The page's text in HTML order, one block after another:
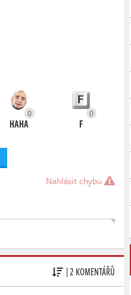
0
HAHA
0
F
Nahlásit chybu
| 2 KOMENTÁŘŮ